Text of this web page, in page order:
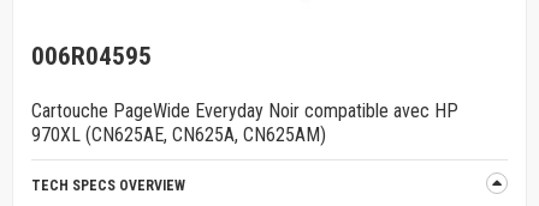
006R04595
Cartouche PageWide Everyday Noir compatible avec HP
970XL (CN625AE, CN625A, CN625AM)
TECH SPECS OVERVIEW